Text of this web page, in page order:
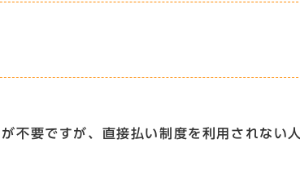
要ですが、直接払い制度を利用されない人